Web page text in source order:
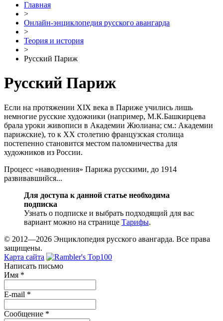
Главная
>
Онлайн-энциклопедия русского авангарда
>
Теория и история
>
Русский Париж
Русский Париж
Если на протяжении XIX века в Париже учились лишь
немногие русские художники (например, М.К.Башкирцева
брала уроки живописи в Академии Жюлиана; см.: Академии
парижские), то к XX столетию французская столица
постепенно становится местом паломничества для
художников из России.
Процесс «наводнения» Парижа русскими, до 1914
развивавшийся...
Для доступа к данной статье необходима
подписка
Узнать о подписке и выбрать подходящий для вас
вариант можно на странице Тарифы.
© 2012—2026 Энциклопедия русского авангарда. Все права
защищены.
Карта сайта
Написать письмо
Имя *
E-mail *
Сообщение *